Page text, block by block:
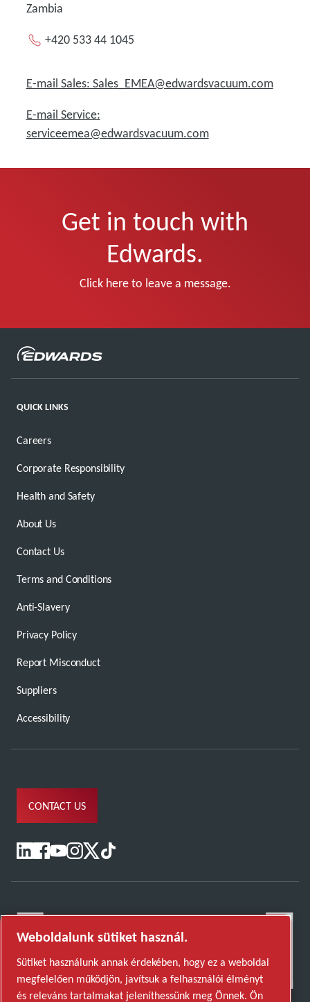
Zambia
+420 533 44 1045
E-mail Sales: Sales_EMEA@edwardsvacuum.com
E-mail Service:
serviceemea@edwardsvacuum.com
Get in touch with
Edwards.
Click here to leave a message.
QUICK LINKS
Careers
Corporate Responsibility
Health and Safety
About Us
Contact Us
Terms and Conditions
Anti-Slavery
Privacy Policy
Report Misconduct
Suppliers
Accessibility
CONTACT US
Weboldalunk sütiket használ.
Sütiket használunk annak érdekében, hogy ez a weboldal
megfelelően működjön, javítsuk a felhasználói élményt
és releváns tartalmakat jeleníthessünk meg Önnek. Ön